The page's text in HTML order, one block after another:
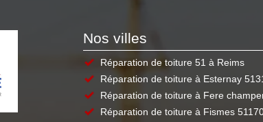
Nos villes
Réparation de toiture 51 à Reims
Réparation de toiture à Esternay
Réparation de toiture à Fere
Réparation de toiture à Fismes